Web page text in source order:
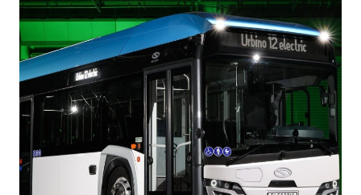
SIERPNIOWA
„WAKACYJNA
SOKOWIRÓWKA”
JUŻ
TRWA!